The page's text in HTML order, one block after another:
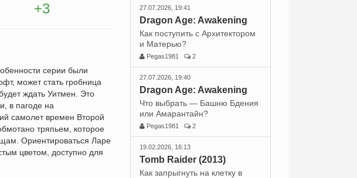
+3
серии были
может стать гробница
ждать Уитмен. Это
в пагоде на
самолет времен Второй
тряпьем, которое
Ориентироваться Ларе
цветом, доступно для
27.07.2026, 19:41
Dragon Age: Awakening
Как поступить с Архитектором
и Матерью?
Pegas1981 2
27.07.2026, 19:40
Dragon Age: Awakening
Что выбрать — Башню Бдения
или Амарантайн?
Pegas1981 2
19.02.2026, 16:13
Tomb Raider (2013)
Как запрыгнуть на клетку в